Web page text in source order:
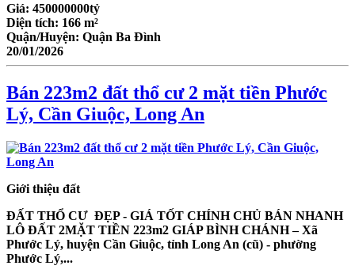
Giá: 450000000tỷ
Diện tích: 166 m²
Quận/Huyện: Quận Ba Đình
20/01/2026
Bán 223m2 đất thổ cư 2 mặt tiền Phước
Lý, Cần Giuộc, Long An
Giới thiệu đất
ĐẤT THỔ CƯ ĐẸP - GIÁ TỐT CHÍNH CHỦ BÁN NHANH
LÔ ĐẤT 2MẶT TIỀN 223m2 GIÁP BÌNH CHÁNH – Xã
Phước Lý, huyện Cần Giuộc, tỉnh Long An (cũ) - phường
Phước Lý,...